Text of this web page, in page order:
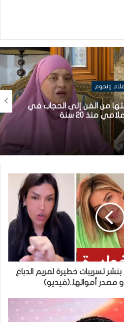
ونجوم
من الفن إلى الحجاب في
منذ 20 سنة
تسريبات خطيرة لمريم الدباغ
و مصدر أموالها..(فيديو)